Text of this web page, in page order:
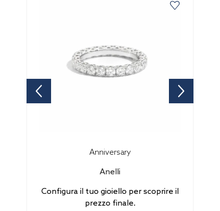
Anniversary
Anelli
Configura il tuo gioiello per scoprire il
prezzo finale.